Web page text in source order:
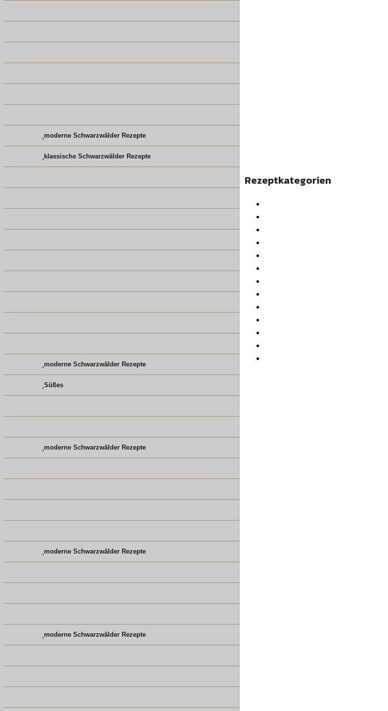
Rezeptkategorien
,moderne Schwarzwälder Rezepte
,klassische Schwarzwälder Rezepte
,moderne Schwarzwälder Rezepte
,Süßes
,moderne Schwarzwälder Rezepte
,moderne Schwarzwälder Rezepte
,moderne Schwarzwälder Rezepte